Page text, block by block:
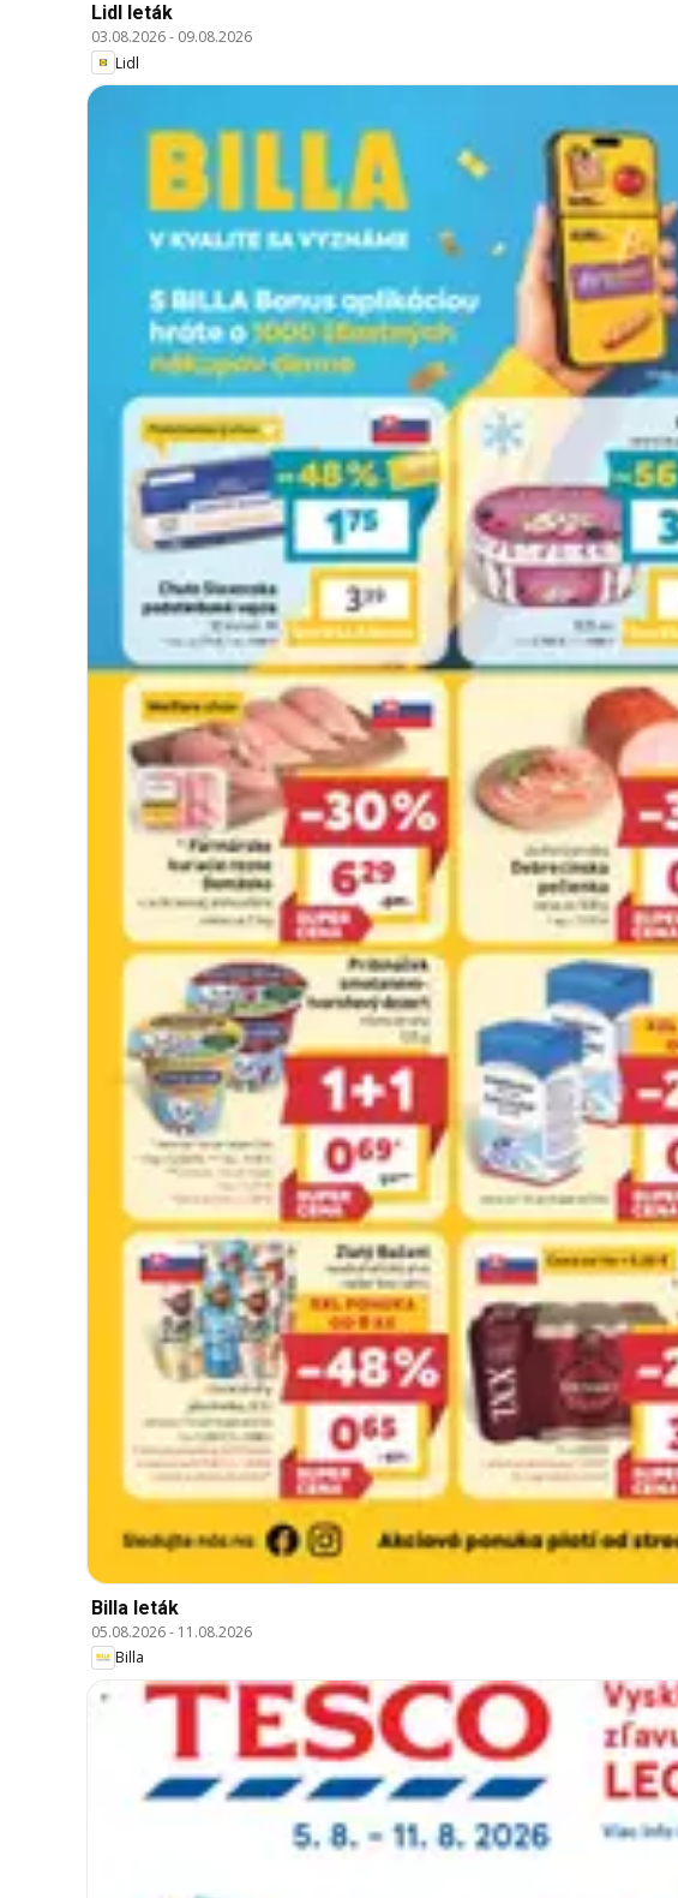
Lidl leták
03.08.2026- 09.08.2026
Lidl
Billa leták
05.08.2026- 11.08.2026
Billa